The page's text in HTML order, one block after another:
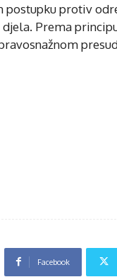
protiv
Prema
Facebook